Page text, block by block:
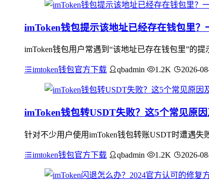
imToken钱包提示该地址已经存在钱包里
imToken钱包用户常遇到“该地址已存在钱包里”的
imtoken钱包官方下载 qbadmin 1.2K 2026-
imToken钱包转USDT失败？这5个常见原
针对不少用户使用imToken钱包转账USDT时遭遇
imtoken钱包官方下载 qbadmin 1.2K 2026-